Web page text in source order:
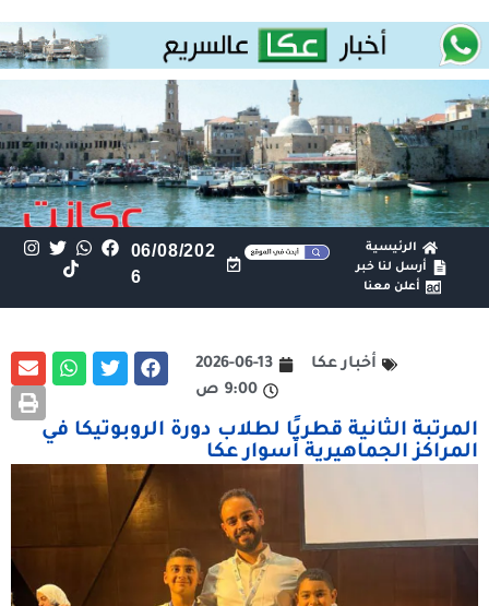
الرئيسية
أرسل لنا خبر
أعلن معنا
06/08/202
6
أخبار عكا
2026-06-13
9:00 ص
المرتبة الثانية قطريًا لطلاب دورة الروبوتيكا في
المراكز الجماهيرية أسوار عكا